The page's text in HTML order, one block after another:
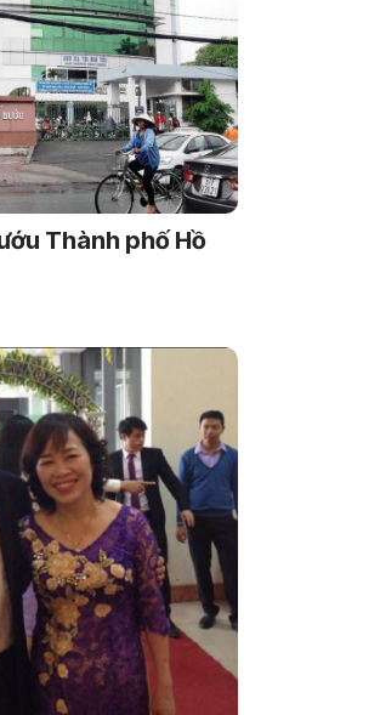
Thành phố Hồ